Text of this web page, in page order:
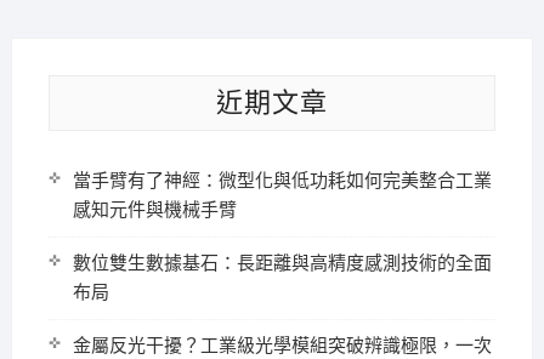
近期文章
當手臂有了神經：微型化與低功耗如何完美整合工業
感知元件與機械手臂
數位雙生數據基石：長距離與高精度感測技術的全面
布局
金屬反光干擾？工業級光學模組突破辨識極限，一次